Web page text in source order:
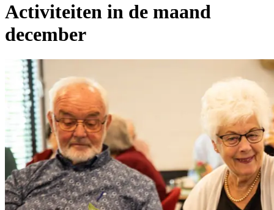
Activiteiten in de maand
december